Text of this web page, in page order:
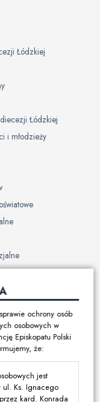
Łódzkiej
Łódzkiej
i młodzieży
ochrony osób
osobowych w
Episkopatu Polski
że:
jest
ul. Ks. Ignacego
kard. Konrada